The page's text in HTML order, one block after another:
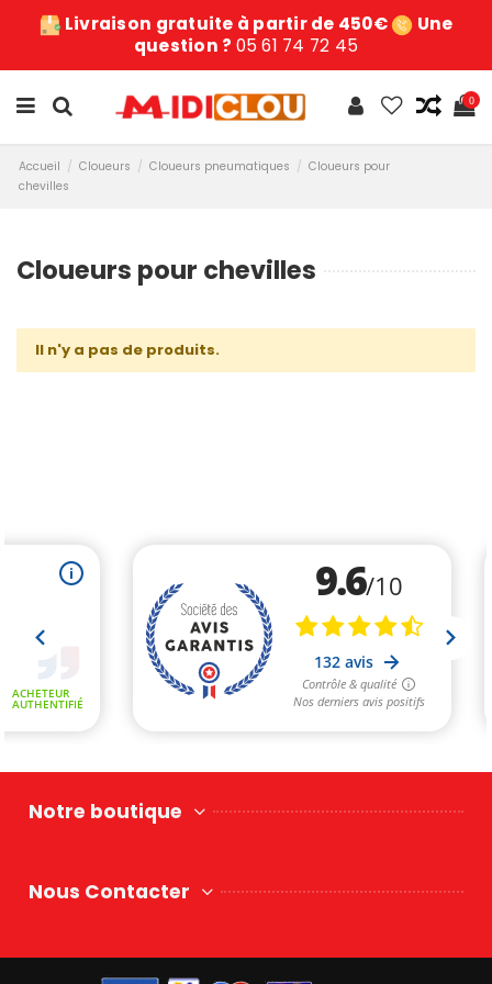
Livraison gratuite à partir de 450€
Une
question ? 05 61 74 72 45
0
Accueil Cloueurs Cloueurs pneumatiques
Cloueurs pour
chevilles
Cloueurs pour chevilles
Il n'y a pas de produits.
Notre boutique
Nous Contacter